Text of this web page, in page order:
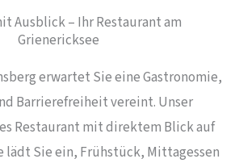
Ausblick – Ihr Restaurant am
Grienericksee
erwartet Sie eine Gastronomie,
Barrierefreiheit vereint. Unser
Restaurant mit direktem Blick auf
lädt Sie ein, Frühstück, Mittagessen